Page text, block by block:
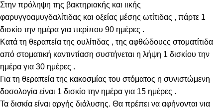
Στην πρόληψη της βακτηριακής και ιικής
φαρυγγοαμυγδαλίτιδας και οξείας μέσης ωτίτιδας , πάρτε 1
δισκίο την ημέρα για περίπου 90 ημέρες .
Κατά τη θεραπεία της ουλίτιδας , της αφθώδουςς στοματίτιδα
από στοματική καντιντίαση συστήνεται η λήψη 1 δισκίου την
ημέρα για 30 ημέρες .
Για τη θεραπεία της κακοσμίας του στόματος η συνιστώμενη
δοσολογία είναι 1 δισκίο την ημέρα για 15 ημέρες .
Τα δισκία είναι αργής διάλυσης. Θα πρέπει να αφήνονται νια